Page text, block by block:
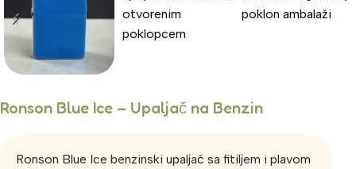
Ronson Blue Ice – Upaljač na Benzin
Ronson Blue Ice benzinski upaljač sa fitiljem i plavom